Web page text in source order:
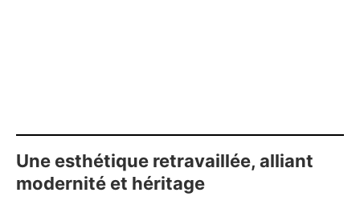
Une esthétique retravaillée, alliant
modernité et héritage